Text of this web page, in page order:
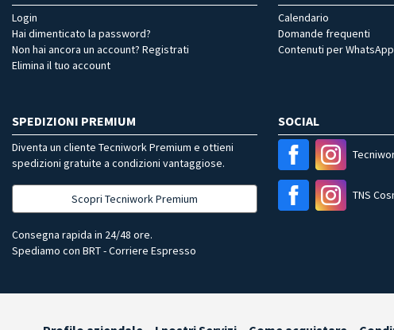
Login
Hai dimenticato la password?
Non hai ancora un account? Registrati
Elimina il tuo account
Calendario
Domande frequenti
Contenuti per
SPEDIZIONI PREMIUM
Diventa un cliente Tecniwork Premium e ottieni
spedizioni gratuite a condizioni vantaggiose.
Scopri Tecniwork Premium
Consegna rapida in 24/48 ore.
Spediamo con BRT - Corriere Espresso
SOCIAL
TNS